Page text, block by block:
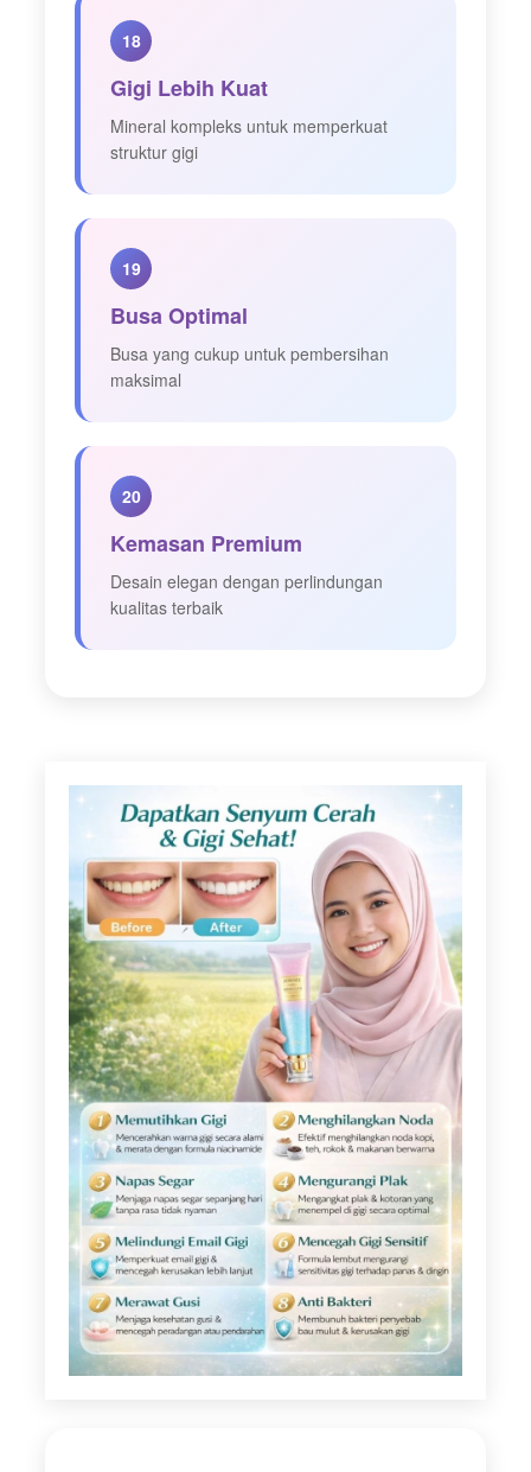
18
Gigi Lebih Kuat
Mineral kompleks untuk memperkuat
struktur gigi
19
Busa Optimal
Busa yang cukup untuk pembersihan
maksimal
20
Kemasan Premium
Desain elegan dengan perlindungan
kualitas terbaik